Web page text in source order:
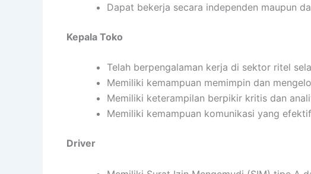
Dapat bekerja secara independen maupun
Kepala Toko
Telah berpengalaman kerja di sektor ritel
Memiliki kemampuan memimpin dan
Memiliki keterampilan berpikir kritis dan
Memiliki kemampuan komunikasi yang efektif
Driver